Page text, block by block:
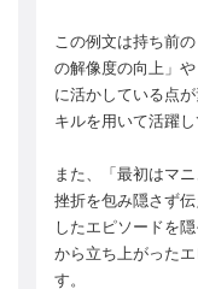
この例文は持ち前
の解像度の向上」
に活かしている点
キルを用いて活躍
また、「最初はマ
挫折を包み隠さず
したエピソードを
から立ち上がった
す。